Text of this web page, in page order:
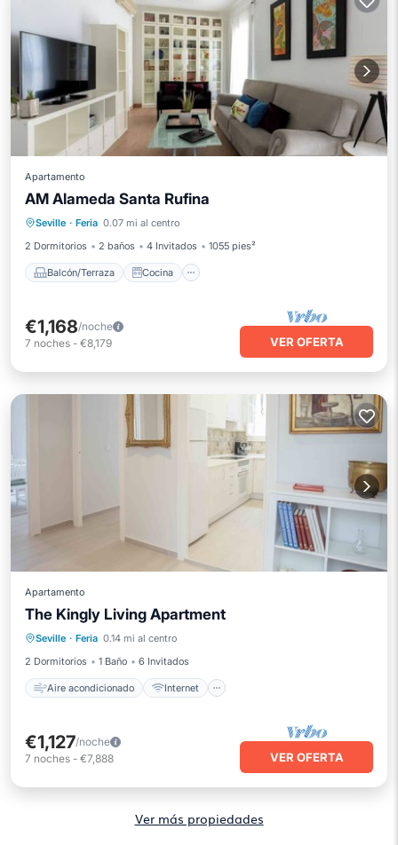
Apartamento
AM Alameda Santa Rufina
Seville · Feria 0.07 mi al centro
2 Dormitorios
2 baños 4 Invitados 1055 pies²
Balcón/Terraza Cocina
Balcón/Terraza
Cocina
Aire acondicionado
€1,168/noche
7 noches - €8,179 VER OFERTA
Apartamento
The Kingly Living Apartment
Seville · Feria 0.14 mi al centro
2 Dormitorios
1 Baño 6 Invitados
Aire acondicionado Internet
Aire acondicionado
Internet
Apto para niños
€1,127/noche
7 noches - €7,888 VER OFERTA
Ver más propiedades